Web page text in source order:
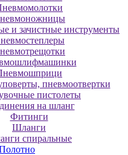
и зачистные инструменты
пневмоотвертки
пистолеты
на шланг
Фитинги
Шланги
спиральные